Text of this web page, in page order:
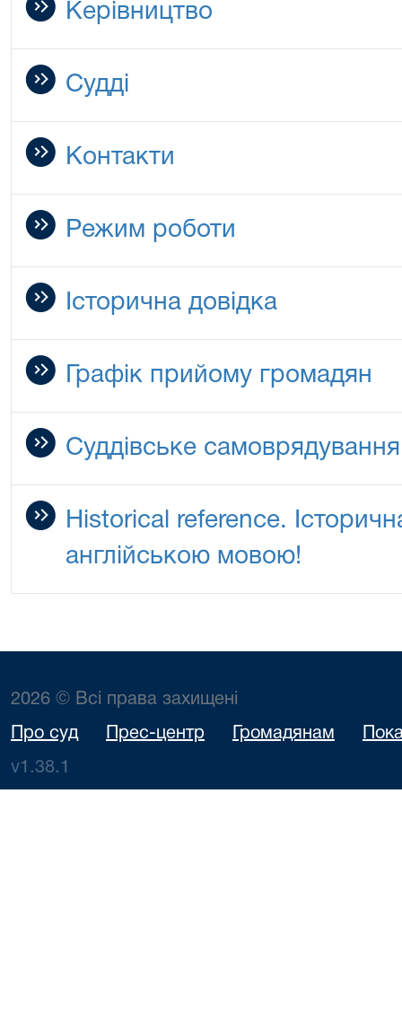
Керівництво
Судді
Контакти
Режим роботи
Історична довідка
Графік прийому громадян
Суддівське самоврядування
Historical reference.
англійською мовою!
2026 © Всі права захищені
Про суд Прес-центр Громадянам
v1.38.1